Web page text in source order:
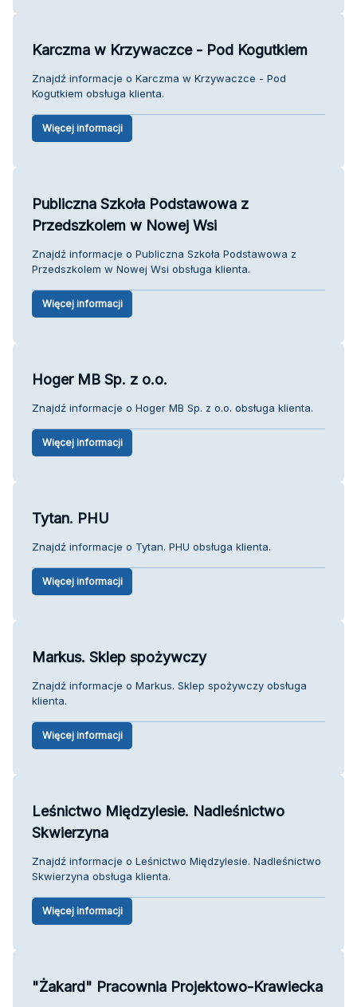
Karczma w Krzywaczce - Pod Kogutkiem
Znajdź informacje o Karczma w Krzywaczce - Pod
Kogutkiem obsługa klienta.
Więcej informacji
Publiczna Szkoła Podstawowa z
Przedszkolem w Nowej Wsi
Znajdź informacje o Publiczna Szkoła Podstawowa z
Przedszkolem w Nowej Wsi obsługa klienta.
Więcej informacji
Hoger MB Sp. z o.o.
Znajdź informacje o Hoger MB Sp. z o.o. obsługa klienta.
Więcej informacji
Tytan. PHU
Znajdź informacje o Tytan. PHU obsługa klienta.
Więcej informacji
Markus. Sklep spożywczy
Znajdź informacje o Markus. Sklep spożywczy obsługa
klienta.
Więcej informacji
Leśnictwo Międzylesie. Nadleśnictwo
Skwierzyna
Znajdź informacje o Leśnictwo Międzylesie. Nadleśnictwo
Skwierzyna obsługa klienta.
Więcej informacji
"Żakard" Pracownia Projektowo-Krawiecka